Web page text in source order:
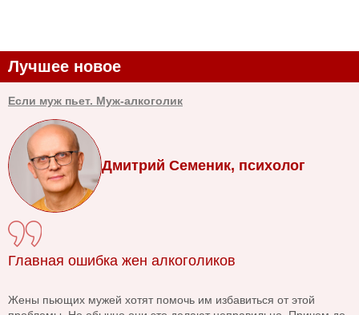
Лучшее новое
Если муж пьет. Муж-алкоголик
Дмитрий Семеник, психолог
Главная ошибка жен алкоголиков
Жены пьющих мужей хотят помочь им избавиться от этой